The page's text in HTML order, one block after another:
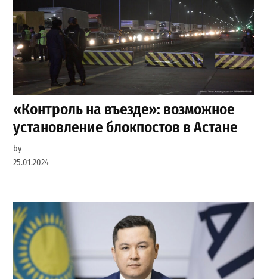
«Контроль на въезде»: возможное
установление блокпостов в Астане
by
25.01.2024